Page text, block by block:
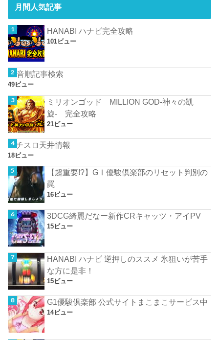
月間人気記事
HANABI ハナビ完全攻略
101ビュー
50音順記事検索
49ビュー
ミリオンゴッド MILLION GOD-神々の凱
旋- 完全攻略
21ビュー
パチスロ天井情報
18ビュー
【超重要!?】GⅠ優駿倶楽部のリセット判別の
罠
16ビュー
3DCG綺麗だなー新作CRキャッツ・アイPV
15ビュー
HANABI ハナビ 逆押しのススメ 氷狙いが苦手
な方に是非！
15ビュー
G1優駿倶楽部 公式サイトまこまこサービス中
14ビュー